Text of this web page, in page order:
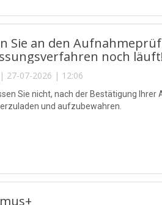
Sie an den
noch
27-07-2026 | 12:06
Sie nicht, nach der Bestätigung
und aufzubewahren.